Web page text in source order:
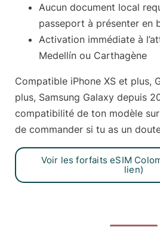
Aucun document local
passeport à présenter en
Activation immédiate à
Medellín ou Carthagène
Compatible iPhone XS et plus,
plus, Samsung Galaxy depuis
compatibilité de ton modèle
de commander si tu as un
Voir les forfaits eSIM
lien)